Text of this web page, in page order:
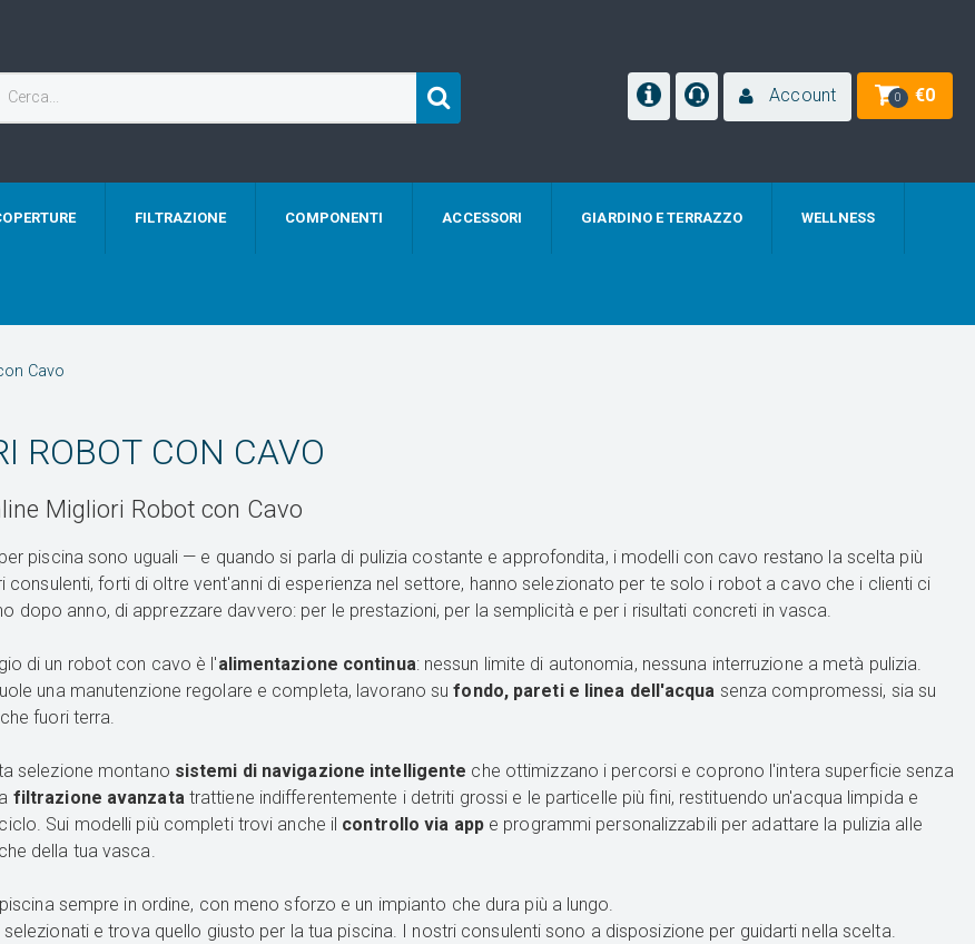
Account 0 €0
FILTRAZIONE COMPONENTI ACCESSORI GIARDINO E TERRAZZO WELLNESS
Cavo
ROBOT CON CAVO
Migliori Robot con Cavo
piscina sono uguali — e quando si parla di pulizia costante e approfondita, i modelli con cavo restano la scelta più
consulenti, forti di oltre vent'anni di esperienza nel settore, hanno selezionato per te solo i robot a cavo che i clienti ci
dopo anno, di apprezzare davvero: per le prestazioni, per la semplicità e per i risultati concreti in vasca.
di un robot con cavo è l'alimentazione continua: nessun limite di autonomia, nessuna interruzione a metà pulizia.
una manutenzione regolare e completa, lavorano sufondo, pareti e linea dell'acqua senza compromessi, sia su
fuori terra.
selezione montano sistemi di navigazione intelligente che ottimizzano i percorsi e coprono l'intera superficie senza
filtrazione avanzatatrattiene indifferentemente i detriti grossi e le particelle più fini, restituendo un'acqua limpida e
Sui modelli più completi trovi anche il controllo via appe programmi personalizzabili per adattare la pulizia alle
della tua vasca.
piscina sempre in ordine, con meno sforzo e un impianto che dura più a lungo.
selezionati e trova quello giusto per la tua piscina. I nostri consulenti sono a disposizione per guidarti nella scelta.